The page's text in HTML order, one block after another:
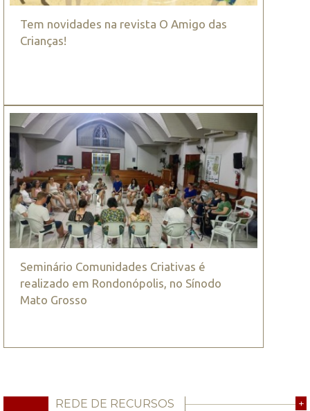
Tem novidades na revista O Amigo das
Crianças!
Seminário Comunidades Criativas é
realizado em Rondonópolis, no Sínodo
Mato Grosso
REDE DE RECURSOS +